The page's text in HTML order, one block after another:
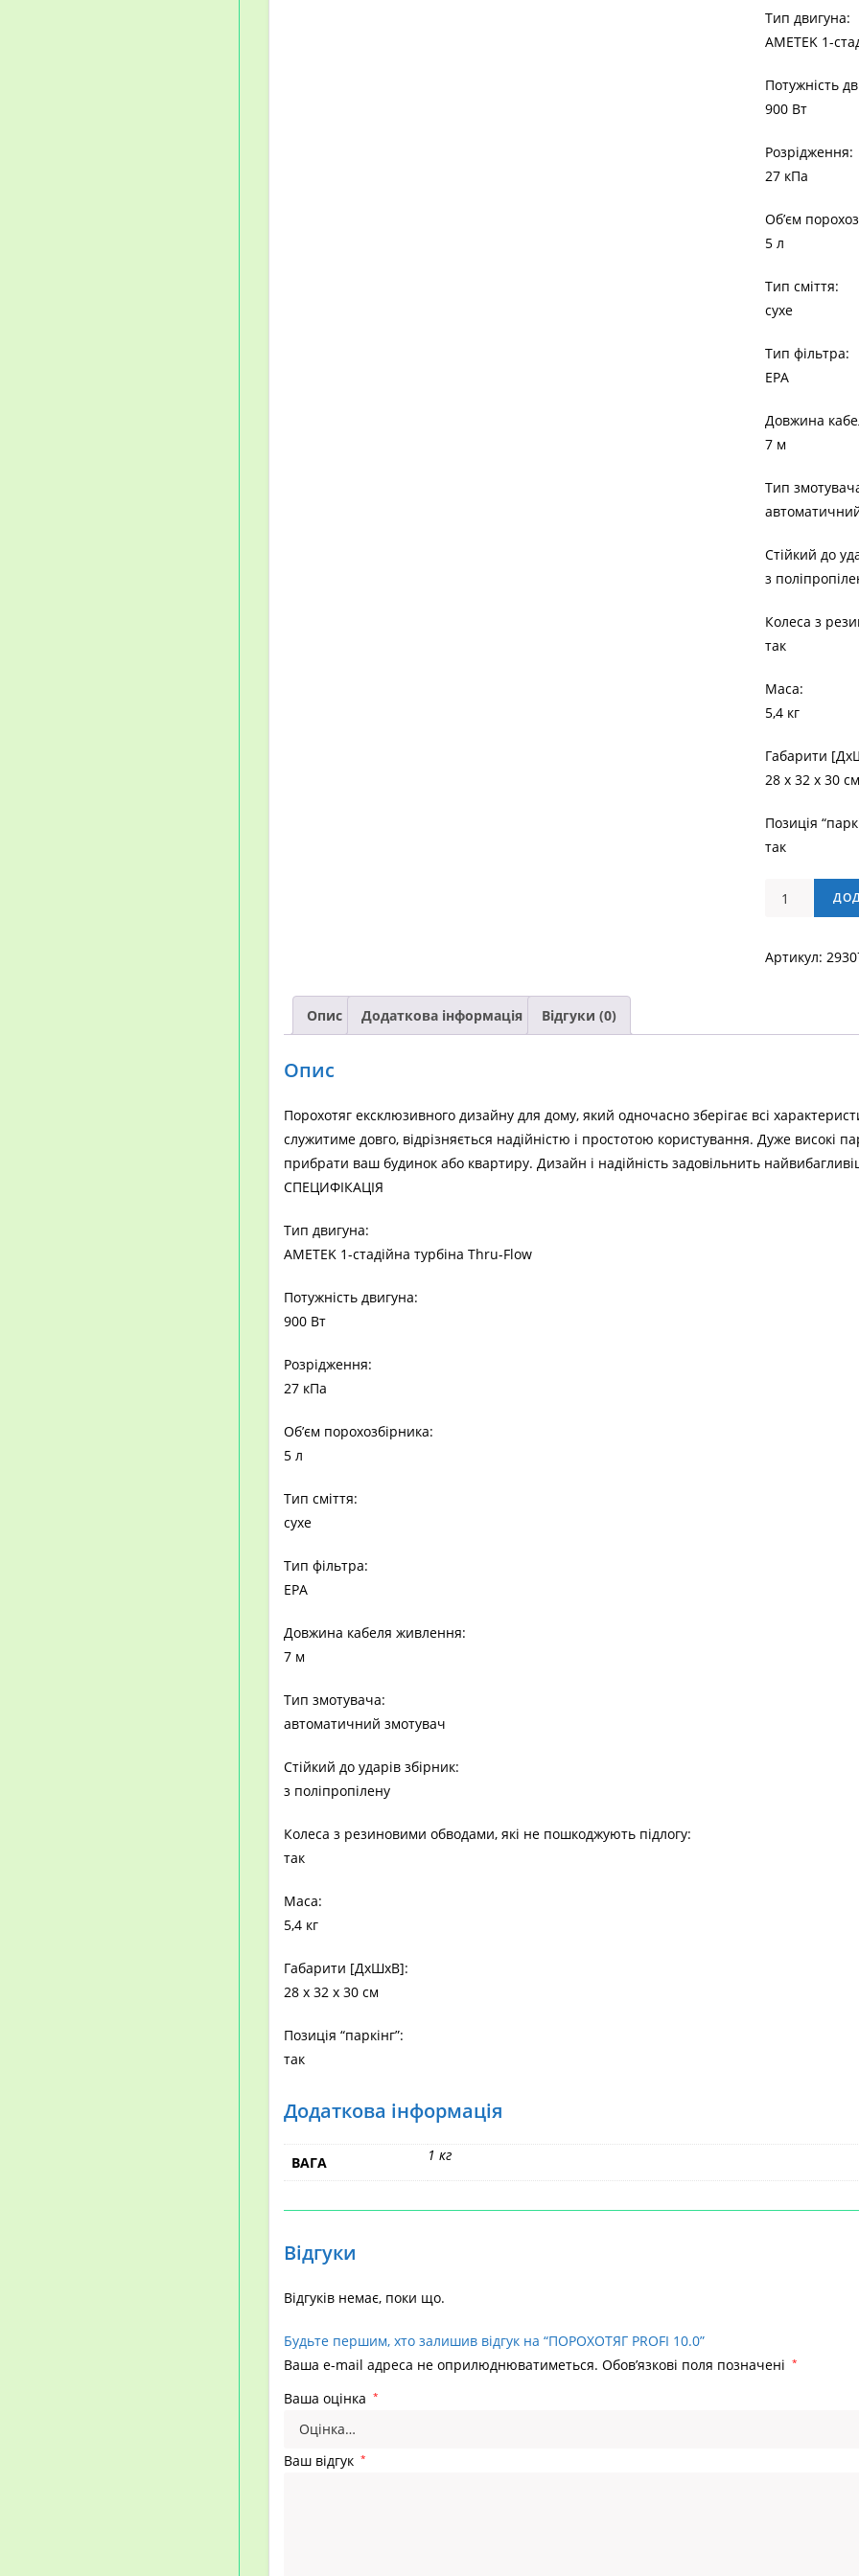
Тип двигуна:
AMETEK 1-
Потужність
900 Вт
Розрідження:
27 кПа
Об’єм
5 л
Тип сміття:
сухе
Тип фільтра:
EPA
Довжина
7 м
Тип
Стійкий до
з
Колеса з
так
Маса:
5,4 кг
Габарити
28 х 32 х 30 см
Позиція
так
ПОРОХОТЯГ
кількість
Артикул:
Опис Додаткова інформація Відгуки (0)
Опис
Порохотяг ексклюзивного дизайну для дому, який одночасно зберігає всі
служитиме довго, відрізняється надійністю і простотою користування. Дуже високі
прибрати ваш будинок або квартиру. Дизайн і надійність задовільнить
СПЕЦИФІКАЦІЯ
Тип двигуна:
AMETEK 1-стадійна турбіна Thru-Flow
Потужність двигуна:
900 Вт
Розрідження:
27 кПа
Об’єм порохозбірника:
5 л
Тип сміття:
сухе
Тип фільтра:
EPA
Довжина кабеля живлення:
7 м
Тип змотувача:
автоматичний змотувач
Стійкий до ударів збірник:
з поліпропілену
Колеса з резиновими обводами, які не пошкоджують підлогу:
так
Маса:
5,4 кг
Габарити [ДxШхВ]:
28 х 32 х 30 см
Позиція “паркінг”:
так
Додаткова інформація
ВАГА 1 кг
Відгуки
Відгуків немає, поки що.
Будьте першим, хто залишив відгук на “ПОРОХОТЯГ PROFI 10.0”
Ваша e-mail адреса не оприлюднюватиметься. Обов’язкові поля позначені *
Ваша оцінка *
Ваш відгук *